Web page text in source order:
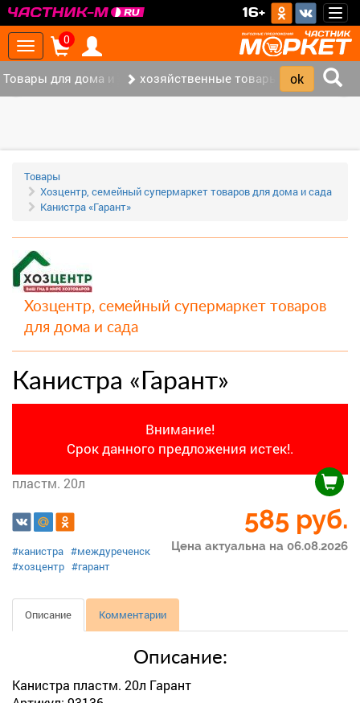
16+
Toggle
navigation
0
Товары для дома и офиса (117)хозяйственные товары (37)
Товары
Хозцентр, семейный супермаркет товаров для дома и сада
Канистра «Гарант»
Хозцентр, семейный супермаркет товаров
для дома и сада
Канистра «Гарант»
Внимание!
Срок данного предложения истек!.
пластм. 20л
585 руб.
Цена актуальна на 06.08.2026
#канистра #междуреченск
#хозцентр #гарант
Описание Комментарии
Описание:
Канистра пластм. 20л Гарант
‹ ›